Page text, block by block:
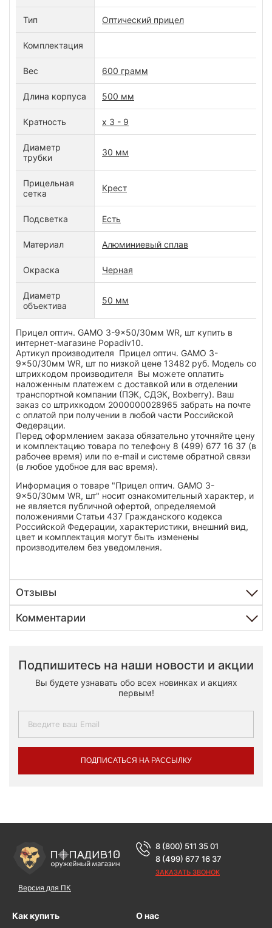
Тип Оптический прицел
Комплектация
Вес 600 грамм
Длина корпуса 500 мм
Кратность х 3 - 9
Диаметр
трубки
30 мм
Прицельная
сетка
Крест
Подсветка Есть
Материал Алюминиевый сплав
Окраска Черная
Диаметр
объектива
50 мм
Прицел оптич. GAMO 3-9x50/30мм WR, шт купить в
интернет-магазине Popadiv10.
Артикул производителя Прицел оптич. GAMO 3-
9x50/30мм WR, шт по низкой цене 13482 руб. Модель со
штрихкодом производителя Вы можете оплатить
наложенным платежем с доставкой или в отделении
транспортной компании (ПЭК, СДЭК, Boxberry). Ваш
заказ со штрихкодом 2000000028965 забрать на почте
с оплатой при получении в любой части Российской
Федерации.
Перед оформлением заказа обязательно уточняйте цену
и комплектацию товара по телефону 8 (499) 677 16 37 (в
рабочее время) или по e-mail и системе обратной связи
(в любое удобное для вас время).
Информация о товаре "Прицел оптич. GAMO 3-
9x50/30мм WR, шт" носит ознакомительный характер, и
не является публичной офертой, определяемой
положениями Статьи 437 Гражданского кодекса
Российской Федерации, характеристики, внешний вид,
цвет и комплектация могут быть изменены
производителем без уведомления.
Отзывы
Комментарии
Подпишитесь на наши новости и акции
Вы будете узнавать обо всех новинках и акциях
первым!
ПОДПИСАТЬСЯ НА РАССЫЛКУ
Версия для ПК
8 (800) 511 35 01
8 (499) 677 16 37
ЗАКАЗАТЬ ЗВОНОК
Как купить О нас